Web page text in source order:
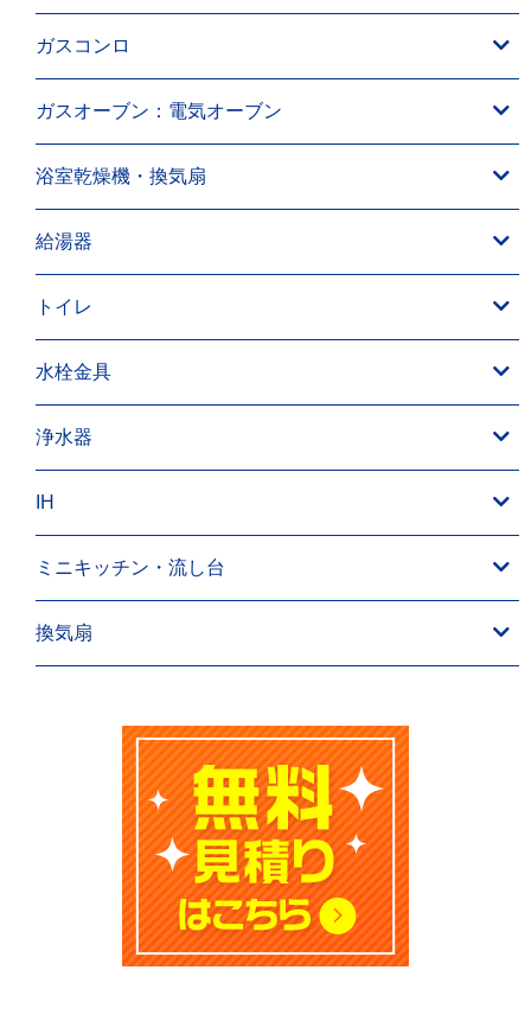
ガスコンロ
ガスオーブン：電気オーブン
浴室乾燥機・換気扇
給湯器
トイレ
水栓金具
浄水器
IH
ミニキッチン・流し台
換気扇